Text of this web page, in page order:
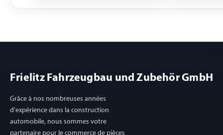
Frielitz Fahrzeugbau und Zubehör GmbH
Grâce à nos nombreuses années
d'expérience dans la construction
automobile, nous sommes votre
partenaire pour le commerce de pièces